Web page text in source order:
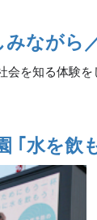
ながら
会を知る体験
｢水を飲